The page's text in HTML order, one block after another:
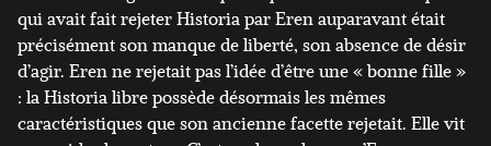
qui avait fait rejeter Historia par Eren auparavant était
précisément son manque de liberté, son absence de désir
d’agir. Eren ne rejetait pas l’idée d’être une « bonne fille »
: la Historia libre possède désormais les mêmes
caractéristiques que son ancienne facette rejetait. Elle vit